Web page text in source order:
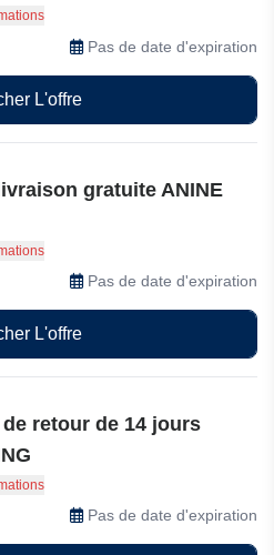
exclusives
Pas de date d'expiration
L'offre
gratuite ANINE
la livraison gratuite pour toute
à 100 euros
Pas de date d'expiration
L'offre
retour de 14 jours
retourner votre commande dans
sa réception
Pas de date d'expiration